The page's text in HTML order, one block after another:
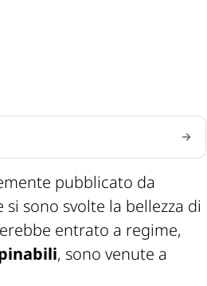
pubblicato da
si sono svolte la bellezza di
entrato a regime,
, sono venute a